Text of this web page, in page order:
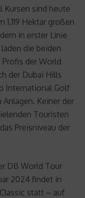
sind heute
Hektar großen
in erster Linie
die beiden
Profis der World
der Dubai Hills
International Golf
Keiner der
Touristen
Preisniveau der
DB World Tour
2024 findet in
statt – auf